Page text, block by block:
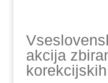
akcija